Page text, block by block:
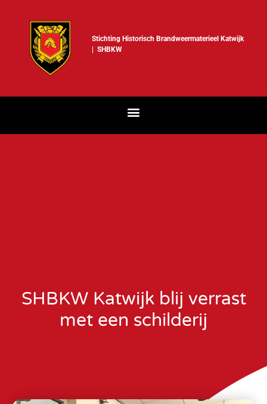
Stichting Historisch Brandweermaterieel Katwijk
| SHBKW
SHBKW Katwijk blij verrast
met een schilderij